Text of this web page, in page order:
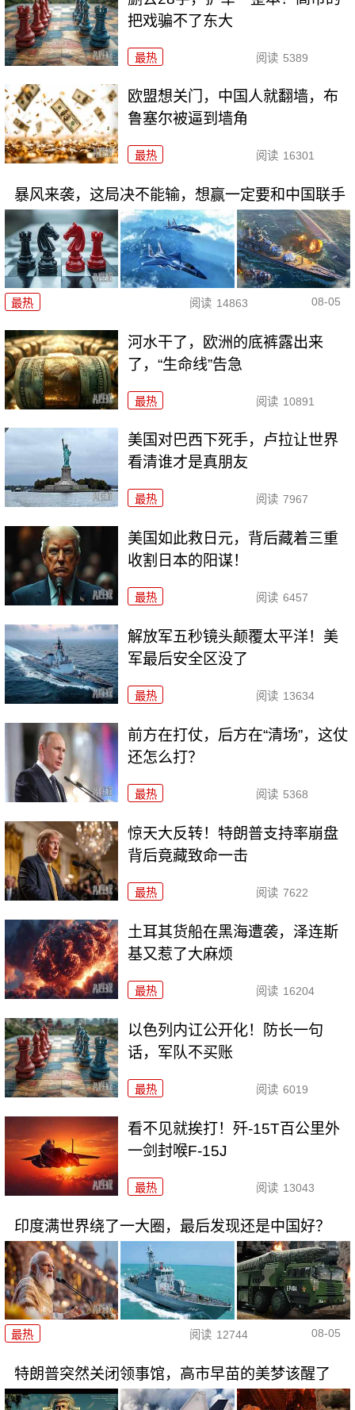
把戏骗不了东大
最热 阅读 5389
欧盟想关门，中国人就翻墙，布
鲁塞尔被逼到墙角
最热 阅读 16301
暴风来袭，这局决不能输，想赢一定要和中国联手
最热 阅读 14863 08-05
河水干了，欧洲的底裤露出来
了，“生命线”告急
最热 阅读 10891
美国对巴西下死手，卢拉让世界
看清谁才是真朋友
最热 阅读 7967
美国如此救日元，背后藏着三重
收割日本的阳谋！
最热 阅读 6457
解放军五秒镜头颠覆太平洋！美
军最后安全区没了
最热 阅读 13634
前方在打仗，后方在“清场”，这仗
还怎么打？
最热 阅读 5368
惊天大反转！特朗普支持率崩盘
背后竟藏致命一击
最热 阅读 7622
土耳其货船在黑海遭袭，泽连斯
基又惹了大麻烦
最热 阅读 16204
以色列内讧公开化！防长一句
话，军队不买账
最热 阅读 6019
看不见就挨打！歼-15T百公里外
一剑封喉F-15J
最热 阅读 13043
印度满世界绕了一大圈，最后发现还是中国好？
最热 阅读 12744 08-05
特朗普突然关闭领事馆，高市早苗的美梦该醒了